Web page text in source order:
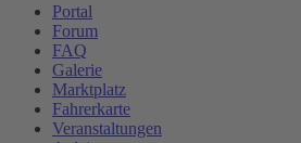
Portal
Forum
FAQ
Galerie
Marktplatz
Fahrerkarte
Veranstaltungen